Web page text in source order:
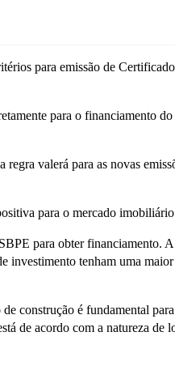
para emissão de
para o financiamento
valerá para as novas
para o mercado
para obter financiamento.
investimento tenham uma
construção é fundamental
de acordo com a natureza de